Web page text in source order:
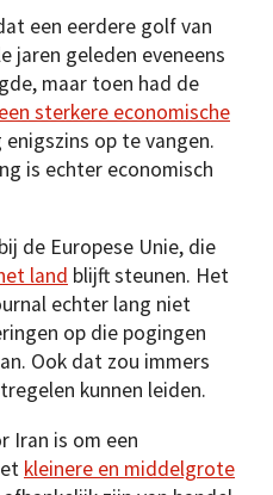
een eerdere golf van
jaren geleden eveneens
maar toen had de
sterkere economische
op te vangen.
is echter economisch
de Europese Unie, die
land blijft steunen. Het
echter lang niet
op die pogingen
Ook dat zou immers
kunnen leiden.
Iran is om een
kleinere en middelgrote